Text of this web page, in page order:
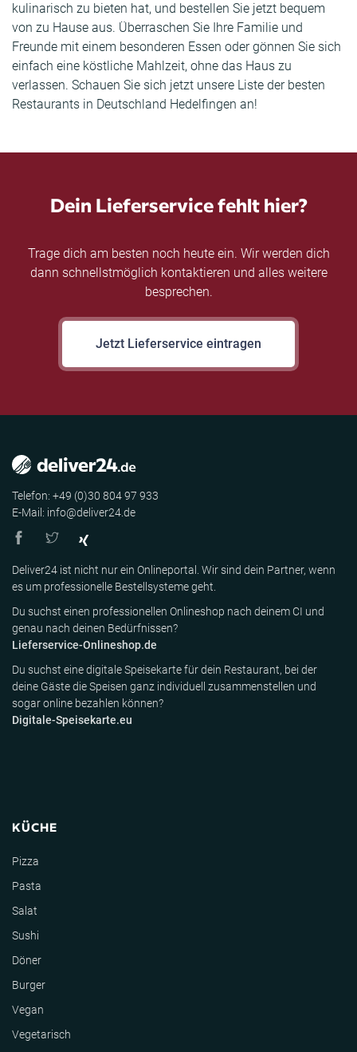
kulinarisch zu bieten hat, und bestellen Sie jetzt bequem
von zu Hause aus. Überraschen Sie Ihre Familie und
Freunde mit einem besonderen Essen oder gönnen Sie sich
einfach eine köstliche Mahlzeit, ohne das Haus zu
verlassen. Schauen Sie sich jetzt unsere Liste der besten
Restaurants in Deutschland Hedelfingen an!
Dein Lieferservice fehlt hier?
Trage dich am besten noch heute ein. Wir werden dich
dann schnellstmöglich kontaktieren und alles weitere
besprechen.
Jetzt Lieferservice eintragen
Telefon: +49 (0)30 804 97 933
E-Mail: info@deliver24.de
Deliver24 ist nicht nur ein Onlineportal. Wir sind dein Partner, wenn
es um professionelle Bestellsysteme geht.
Du suchst einen professionellen Onlineshop nach deinem CI und
genau nach deinen Bedürfnissen?
Lieferservice-Onlineshop.de
Du suchst eine digitale Speisekarte für dein Restaurant, bei der
deine Gäste die Speisen ganz individuell zusammenstellen und
sogar online bezahlen können?
Digitale-Speisekarte.eu
KÜCHE
Pizza
Pasta
Salat
Sushi
Döner
Burger
Vegan
Vegetarisch